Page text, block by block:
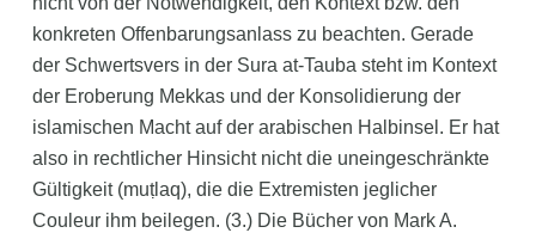
konkreten Offenbarungsanlass zu beachten. Gerade
der Schwertsvers in der Sura at-Tauba steht im Kontext
der Eroberung Mekkas und der Konsolidierung der
islamischen Macht auf der arabischen Halbinsel. Er hat
also in rechtlicher Hinsicht nicht die uneingeschränkte
Gültigkeit (muṭlaq), die die Extremisten jeglicher
Couleur ihm beilegen. (3.) Die Bücher von Mark A.